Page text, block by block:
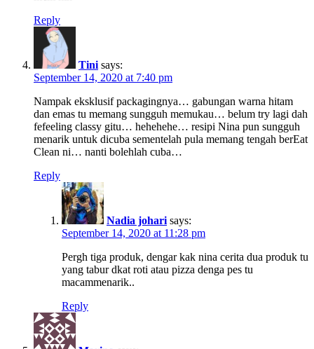
Reply
Tini says:
September 14, 2020 at 7:40 pm
Nampak eksklusif packagingnya… gabungan warna hitam
dan emas tu memang sungguh memukau… belum try lagi dah
fefeeling classy gitu… hehehehe… resipi Nina pun sungguh
menarik untuk dicuba sementelah pula memang tengah berEat
Clean ni… nanti bolehlah cuba…
Reply
Nadia johari says:
September 14, 2020 at 11:28 pm
Pergh tiga produk, dengar kak nina cerita dua produk tu
yang tabur dkat roti atau pizza denga pes tu
macammenarik..
Reply